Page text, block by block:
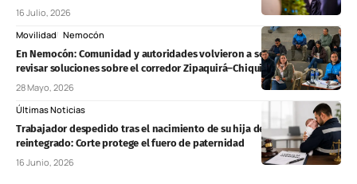
16 Julio, 2026
Movilidad Nemocón
En Nemocón: Comunidad y autoridades volvieron a sentarse para
revisar soluciones sobre el corredor Zipaquirá–Chiquinquirá
28 Mayo, 2026
Últimas Noticias
Trabajador despedido tras el nacimiento de su hija deberá ser
reintegrado: Corte protege el fuero de paternidad
16 Junio, 2026